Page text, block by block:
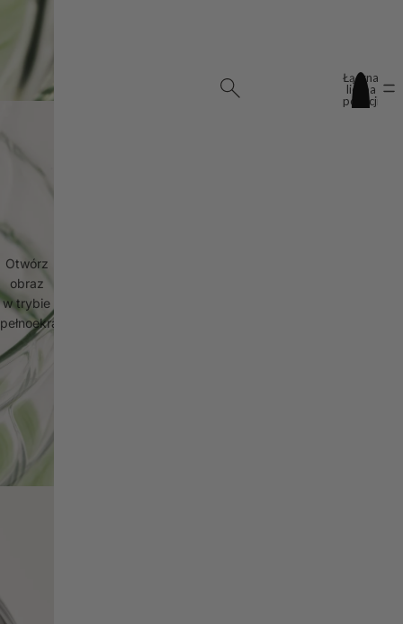
Łączna
liczba
pozycji
w
Otwórz
obraz
w trybie
pełnoekranowym